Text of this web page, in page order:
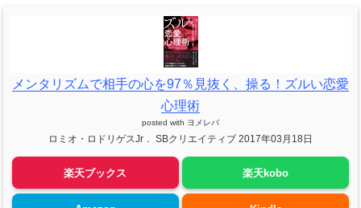
メンタリズムで相手の心を97％見抜く、操る！ズルい恋愛
心理術
posted with ヨメレバ
ロミオ・ロドリゲスJr． SBクリエイティブ 2017年03月18日
楽天ブックス 楽天kobo